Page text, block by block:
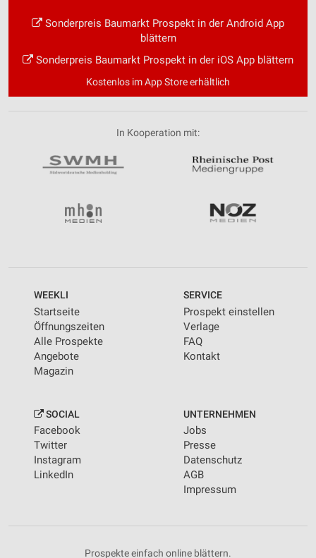
Sonderpreis Baumarkt Prospekt in der Android App
blättern
Sonderpreis Baumarkt Prospekt in der iOS App blättern
Kostenlos im App Store erhältlich
In Kooperation mit:
WEEKLI
Startseite
Öffnungszeiten
Alle Prospekte
Angebote
Magazin
SERVICE
Prospekt einstellen
Verlage
FAQ
Kontakt
SOCIAL
Facebook
Twitter
Instagram
LinkedIn
UNTERNEHMEN
Jobs
Presse
Datenschutz
AGB
Impressum
Prospekte einfach online blättern.